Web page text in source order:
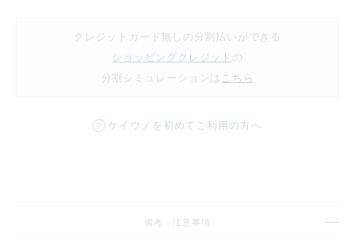
クレジットカード無しの分割払いができる
ショッピングクレジット の
分割シミュレーションは こちら
ケイウノを初めてご利用の方へ
備考・注意事項